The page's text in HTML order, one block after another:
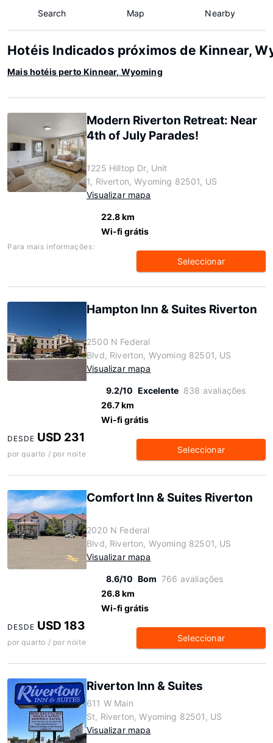
Search Map Nearby
Hotéis Indicados próximos de Kinnear,
Mais hotéis perto Kinnear, Wyoming
Modern Riverton Retreat: Near
4th of July Parades!
1225 Hilltop Dr, Unit
1, Riverton, Wyoming 82501, US
Visualizar mapa
22.8 km
Wi-fi grátis
Para mais informações:
Seleccionar
Hampton Inn & Suites Riverton
2500 N Federal
Blvd, Riverton, Wyoming 82501, US
Visualizar mapa
9.2/10 Excelente 838 avaliações
26.7 km
Wi-fi grátis
DESDE USD 231
por quarto / por noite Seleccionar
Comfort Inn & Suites Riverton
2020 N Federal
Blvd, Riverton, Wyoming 82501, US
Visualizar mapa
8.6/10 Bom 766 avaliações
26.8 km
Wi-fi grátis
DESDE USD 183
por quarto / por noite Seleccionar
Riverton Inn & Suites
611 W Main
St, Riverton, Wyoming 82501, US
Visualizar mapa